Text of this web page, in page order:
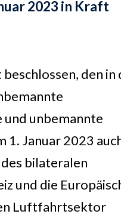
2023 in Kraft
den in
unbemannte
Januar 2023
bilateralen
und die
Luftfahrtsektor